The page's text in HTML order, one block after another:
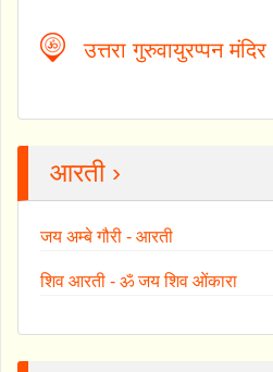
उत्तरा गुरुवायुरप्पन मंदिर
आरती ›
जय अम्बे गौरी - आरती
शिव आरती - ॐ जय शिव ओंकारा